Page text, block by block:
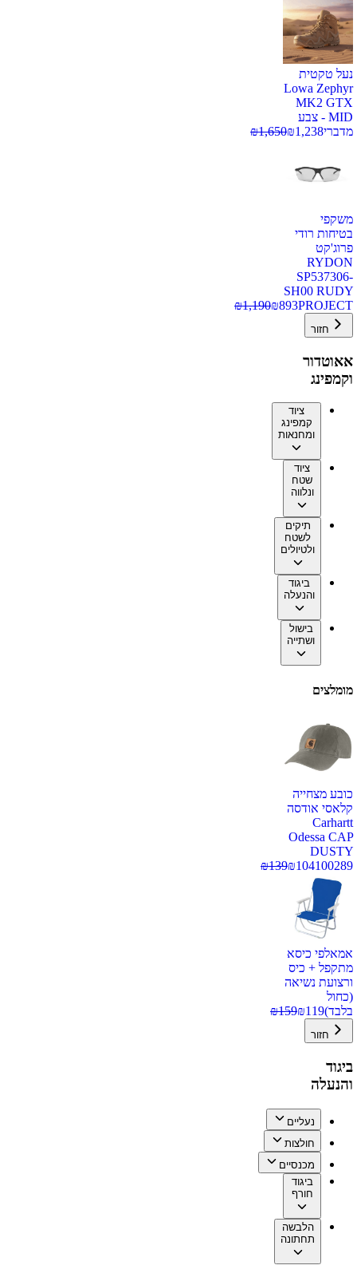
נעל טקטית
Lowa Zephyr
MK2 GTX
MID - צבע
מדברי
₪1,238
₪1,650
משקפי
בטיחות רודי
פרוג'קט
RYDON
SP537306-
SH00 RUDY
PROJECT
₪893
₪1,190
חזור
אאוטדור
וקמפינג
ציוד
קמפינג
ומחנאות
ציוד
שטח
ונלווה
תיקים
לשטח
ולטיולים
ביגוד
והנעלה
בישול
ושתייה
מומלצים
כובע מצחייה
קלאסי אודסה
Carhartt
Odessa CAP
DUSTY
100289
₪104
₪139
אמאלפי כיסא
מתקפל + כיס
ורצועת נשיאה
(כחול
בלבד)
₪119
₪159
חזור
ביגוד
והנעלה
נעליים
חולצות
מכנסיים
ביגוד
חורף
הלבשה
תחתונה